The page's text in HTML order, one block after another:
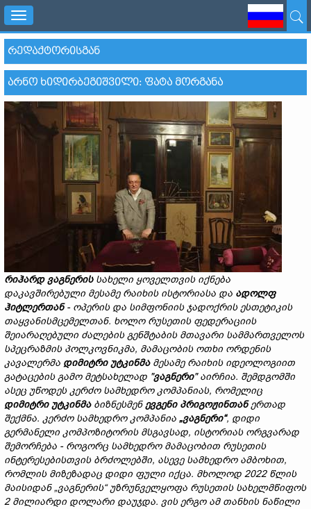
Toggle
navigation
ᲠᲔᲓᲐᲥᲢᲝᲠᲘᲡᲒᲐᲜ
ᲐᲠᲜᲝ ᲮᲘᲓᲘᲠᲑᲔᲒᲘᲨᲕᲘᲚᲘ: ᲤᲐᲢᲐ ᲛᲝᲠᲒᲐᲜᲐ
რიჰარდ ვაგნერის სახელი ყოველთვის იქნება
დაკავშირებული მესამე რაიხის ისტორიასა და ადოლფ
ჰიტლერთან- ოპერის და სიმფონიის ჯადოქრის ესთეტიკის
თაყვანისმცემელთან. ხოლო რუსეთის ფედერაციის
შეიარაღებული ძალების გენშტაბის მთავარი სამმართველოს
სპეცრაზმის პოლკოვნიკმა, მამაცობის ოთხი ორდენის
კავალერმა დიმიტრი უტკინმა მესამე რაიხის იდეოლოგიით
გატაცების გამო მეტსახელად "ვაგნერი"აირჩია. შემდგომში
ასეც უწოდეს კერძო სამხედრო კომპანიას, რომელიც
დიმიტრი უტკინმა ბიზნესმენ ევგენი პრიგოჟინთან ერთად
შექმნა. კერძო სამხედრო კომპანია „ვაგნერი“, დიდი
გერმანელი კომპოზიტორის მსგავსად, ისტორიას ორგვარად
შემორჩება - როგორც სამხედრო მამაცობით რუსეთის
ინტერესებისთვის ბრძოლებში, ასევე სამხედრო ამბოხით,
რომლის მიზეზადაც დიდი ფული იქცა. მხოლოდ 2022 წლის
მაისიდან „ვაგნერის“უზრუნველყოფა რუსეთის სახელმწიფოს
2 მილიარდი დოლარი დაუჯდა. ვის ერგო ამ თანხის ნაწილი